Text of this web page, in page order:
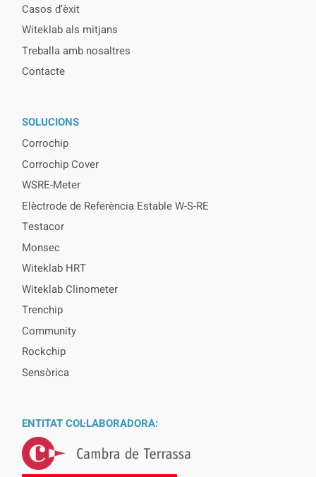
Casos d’èxit
Witeklab als mitjans
Treballa amb nosaltres
Contacte
SOLUCIONS
Corrochip
Corrochip Cover
WSRE-Meter
Elèctrode de Referència Estable W-S-RE
Testacor
Monsec
Witeklab HRT
Witeklab Clinometer
Trenchip
Community
Rockchip
Sensòrica
ENTITAT COL·LABORADORA: